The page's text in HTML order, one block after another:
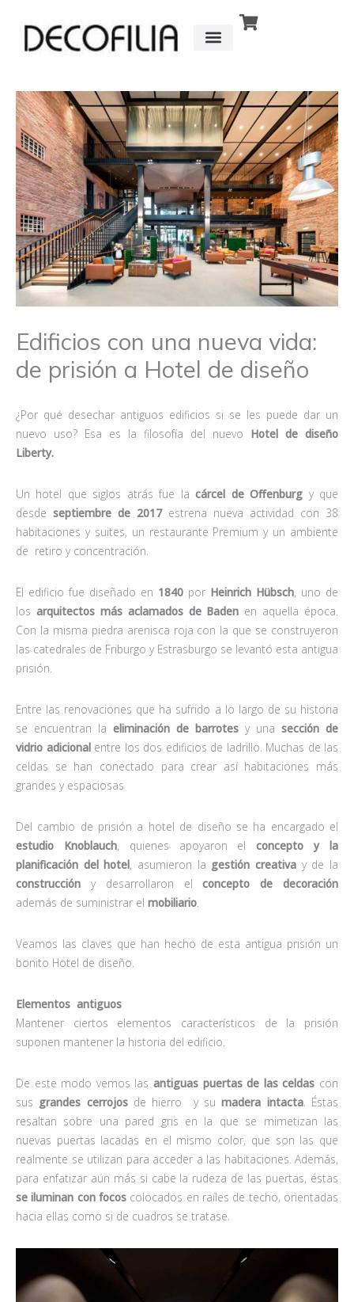
contenido
Edificios con una nueva vida:
de prisión a Hotel de diseño
¿Por qué desechar antiguos edificios si se les puede dar un
nuevo uso? Esa es la filosofía del nuevo Hotel de diseño
Liberty.
Un hotel que siglos atrás fue lacárcel de Offenburg y que
desde septiembre de 2017estrena nueva actividad con 38
habitaciones y suites, un restaurante Premium y un ambiente
de retiro y concentración.
El edificio fue diseñado en 1840 por Heinrich Hübsch, uno de
los arquitectos más aclamados de Baden en aquella época.
Con la misma piedra arenisca roja con la que se construyeron
las catedrales de Friburgo y Estrasburgo se levantó esta antigua
prisión.
Entre las renovaciones que ha sufrido a lo largo de su historia
se encuentran la eliminación de barrotes y una sección de
vidrio adicionalentre los dos edificios de ladrillo. Muchas de las
celdas se han conectado para crear así habitaciones más
grandes y espaciosas
Del cambio de prisión a hotel de diseño se ha encargado el
estudio Knoblauch, quienes apoyaron elconcepto y la
planificación del hotel, asumieron la gestión creativa y de la
construcción y desarrollaron elconcepto de decoración
además de suministrar el mobiliario.
Veamos las claves que han hecho de esta antigua prisión un
bonito Hotel de diseño.
Elementos antiguos
Mantener ciertos elementos característicos de la prisión
suponen mantener la historia del edificio.
De este modo vemos las antiguas puertas de las celdas con
sus grandes cerrojos de hierro y sumadera intacta. Éstas
resaltan sobre una pared gris en la que se mimetizan las
nuevas puertas lacadas en el mismo color, que son las que
realmente se utilizan para acceder a las habitaciones. Además,
para enfatizar aún más si cabe la rudeza de las puertas, éstas
se iluminan con focos colocados en raíles de techo, orientadas
hacia ellas como si de cuadros se tratase.